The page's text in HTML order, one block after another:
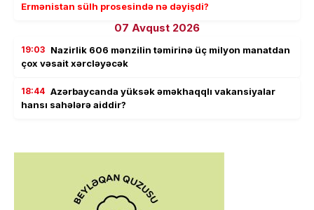
Ermənistan sülh prosesində nə dəyişdi?
07 Avqust 2026
19:03 Nazirlik 606 mənzilin təmirinə üç milyon manatdan
çox vəsait xərcləyəcək
18:44 Azərbaycanda yüksək əməkhaqqlı vakansiyalar
hansı sahələrə aiddir?